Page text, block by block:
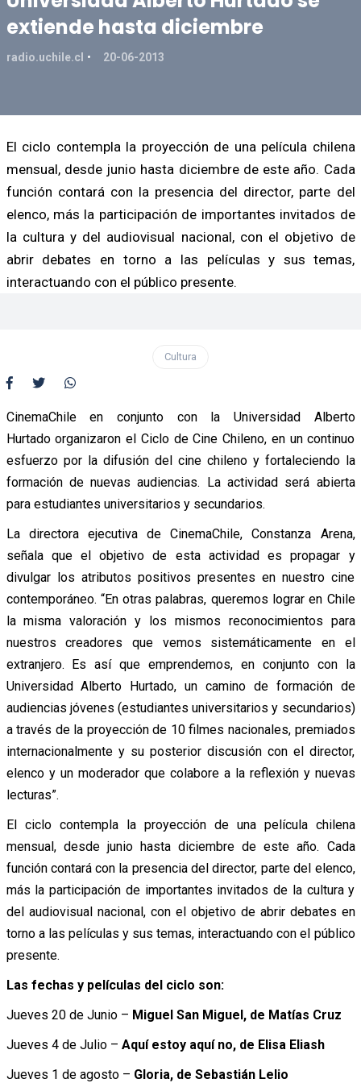
extiende hasta diciembre
radio.uchile.cl 20-06-2013
El ciclo contempla la proyección de una película chilena
mensual, desde junio hasta diciembre de este año. Cada
función contará con la presencia del director, parte del
elenco, más la participación de importantes invitados de
la cultura y del audiovisual nacional, con el objetivo de
abrir debates en torno a las películas y sus temas,
interactuando con el público presente.
Cultura
CinemaChile en conjunto con la Universidad Alberto
Hurtado organizaron el Ciclo de Cine Chileno, en un continuo
esfuerzo por la difusión del cine chileno y fortaleciendo la
formación de nuevas audiencias. La actividad será abierta
para estudiantes universitarios y secundarios.
La directora ejecutiva de CinemaChile, Constanza Arena,
señala que el objetivo de esta actividad es propagar y
divulgar los atributos positivos presentes en nuestro cine
contemporáneo. “En otras palabras, queremos lograr en Chile
la misma valoración y los mismos reconocimientos para
nuestros creadores que vemos sistemáticamente en el
extranjero. Es así que emprendemos, en conjunto con la
Universidad Alberto Hurtado, un camino de formación de
audiencias jóvenes (estudiantes universitarios y secundarios)
a través de la proyección de 10 filmes nacionales, premiados
internacionalmente y su posterior discusión con el director,
elenco y un moderador que colabore a la reflexión y nuevas
lecturas”.
El ciclo contempla la proyección de una película chilena
mensual, desde junio hasta diciembre de este año. Cada
función contará con la presencia del director, parte del elenco,
más la participación de importantes invitados de la cultura y
del audiovisual nacional, con el objetivo de abrir debates en
torno a las películas y sus temas, interactuando con el público
presente.
Las fechas y películas del ciclo son:
Jueves 20 de Junio – Miguel San Miguel, de Matías Cruz
Jueves 4 de Julio – Aquí estoy aquí no, de Elisa Eliash
Jueves 1 de agosto – Gloria, de Sebastián Lelio